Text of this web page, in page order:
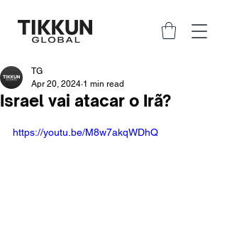
Israel vai atacar o Irã?
TG
Apr 20, 2024 1 min read
https://youtu.be/M8w7akqWDhQ